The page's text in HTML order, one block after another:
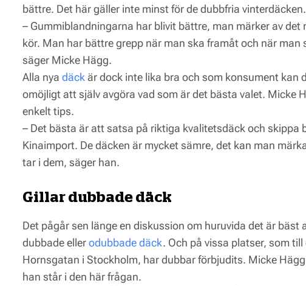
bättre. Det här gäller inte minst för de dubbfria vinterdäcken.
– Gummiblandningarna har blivit bättre, man märker av det
kör. Man har bättre grepp när man ska framåt och när man
säger Micke Hägg.
Alla nya däck är dock inte lika bra och som konsument kan
omöjligt att själv avgöra vad som är det bästa valet. Micke
enkelt tips.
– Det bästa är att satsa på riktiga kvalitetsdäck och skippa
Kinaimport. De däcken är mycket sämre, det kan man
tar i dem, säger han.
Gillar dubbade däck
Det pågår sen länge en diskussion om huruvida det är bäst
dubbade ellerodubbade däck. Och på vissa platser, som till
Hornsgatan i Stockholm, har dubbar förbjudits. Micke
han står i den här frågan.